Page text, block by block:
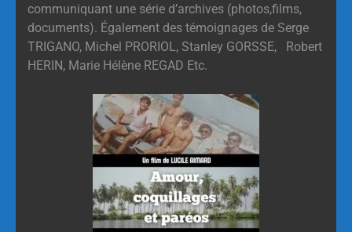
communiquant une série d’archives (photos,films,
documents). Également des témoignages de Serge
TRIGANO, Michel PRORIOL, Stanley GORSSE, Robert
HERIN, Marie Hélène REGAD Etc.